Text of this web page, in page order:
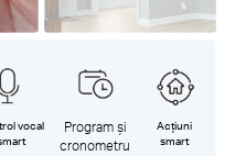
vocal
Program și
cronometru
Acțiuni
smart